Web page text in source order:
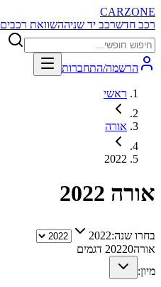
CARZONE
רכב חדשרכב יד שניההשוואת רכבים
הרשמה/התחברות
ראשי
אורה
2022
אורה 2022
בחרו שנה:2022
אורה 20220
דגמים
מיון: